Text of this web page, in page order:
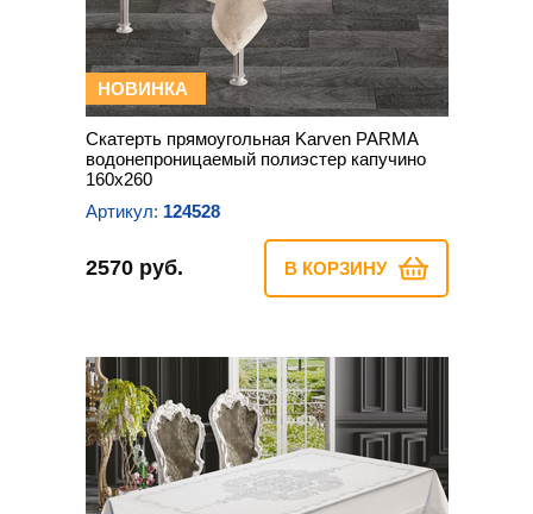
НОВИНКА
Скатерть прямоугольная Karven PARMA
водонепроницаемый полиэстер капучино
160х260
Артикул: 124528
2570 руб. В КОРЗИНУ